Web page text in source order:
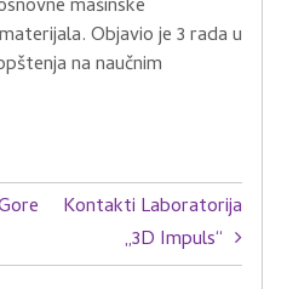
mašinske
Objavio je 3 rada u
na naučnim
Kontakti Laboratorija
„3D Impuls“